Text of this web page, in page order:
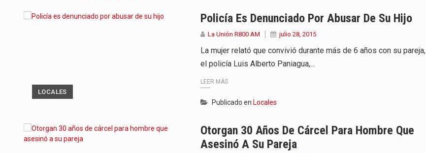
LOCALES
Policía Es Denunciado Por Abusar De Su Hijo
La Unión R800 AM julio 28, 2015
La mujer relató que convivió durante más de 6 años con su pareja,
el policía Luis Alberto Paniagua,…
LEER MÁS
Publicado en Locales
Otorgan 30 Años De Cárcel Para Hombre Que
Asesinó A Su Pareja